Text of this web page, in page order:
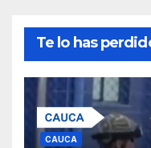
Te lo has
CAUCA